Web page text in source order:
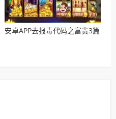
安卓APP去报毒代码之富贵3篇